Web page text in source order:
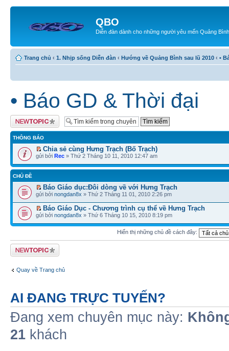
QBO
Diễn đàn dành cho những người yêu mến Quảng Bình
Trang chủ ‹ 1. Nhịp sống Diễn đàn ‹ Hướng về Quảng Bình sau lũ 2010 ‹ •
• Báo GD & Thời đại
Tạo chủ đề mới
THÔNG BÁO
Chia sẻ cùng Hưng Trạch (Bố Trạch)
gửi bởi Rec » Thứ 2 Tháng 10 11, 2010 12:47 am
CHỦ ĐỀ
Báo Giáo dục:Đôi dòng về với Hưng Trạch
gửi bởi nongdan8x » Thứ 2 Tháng 11 01, 2010 2:26 pm
Báo Giáo Dục - Chương trình cụ thể về Hưng Trạch
gửi bởi nongdan8x » Thứ 6 Tháng 10 15, 2010 8:19 pm
Hiển thị những chủ đề cách đây:
Tạo chủ đề mới
Quay về Trang chủ
AI ĐANG TRỰC TUYẾN?
Đang xem chuyên mục này:
21 khách